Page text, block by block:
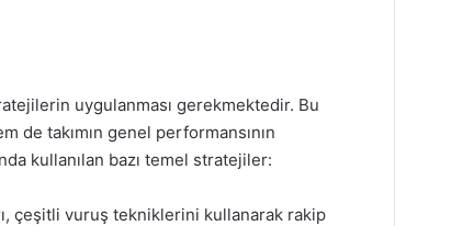
uygulanması gerekmektedir. Bu
takımın genel performansının
kullanılan bazı temel stratejiler:
çeşitli vuruş tekniklerini kullanarak rakip